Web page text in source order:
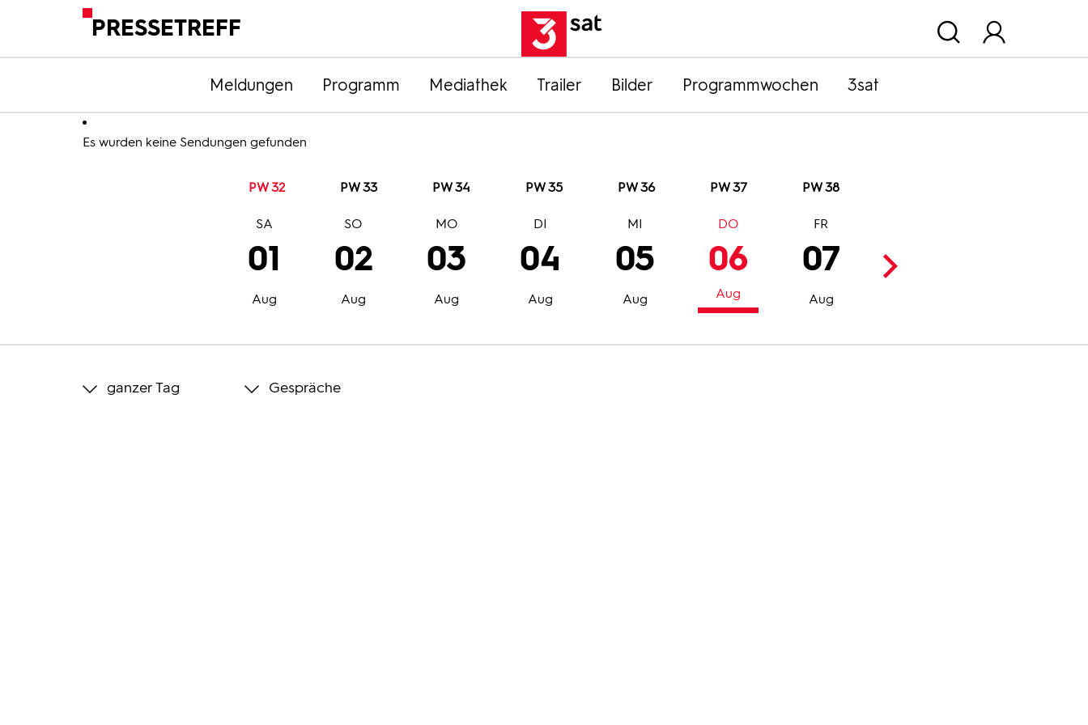
PRESSETREFF
Meldungen Programm Mediathek Trailer Bilder Programmwochen 3sat
Es wurden keine Sendungen gefunden
PW 32 PW 33 PW 34 PW 35 PW 36 PW 37 PW 38
01
Aug
SA
02
Aug
SO
03
Aug
MO
04
Aug
DI
05
Aug
MI
06
Aug
DO
07
Aug
FR
08
ganzer Tag Gespräche